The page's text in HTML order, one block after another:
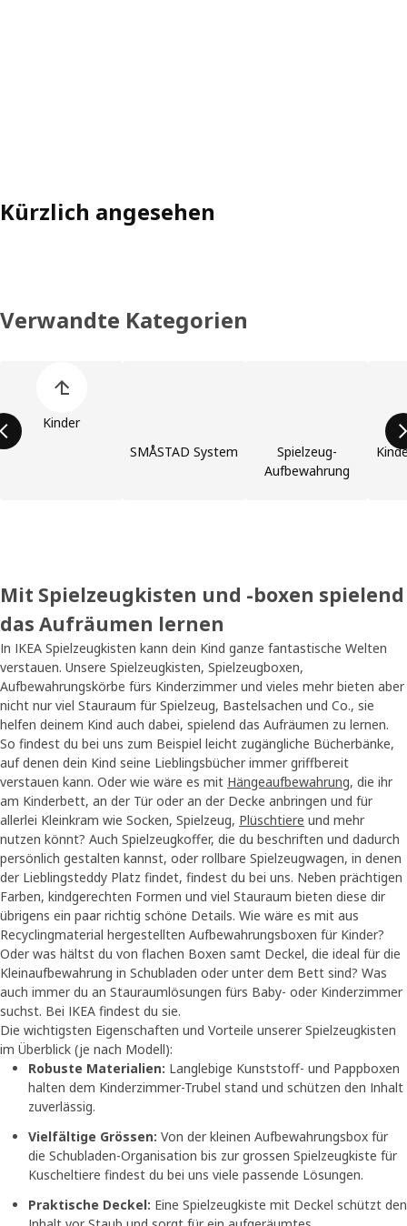
Kürzlich angesehen
Verwandte Kategorien
Kinder
SMÅSTAD System
Spielzeug-
Aufbewahrung
Mit Spielzeugkisten und -boxen spielend
das Aufräumen lernen
In IKEA Spielzeugkisten kann dein Kind ganze fantastische Welten
verstauen. Unsere Spielzeugkisten, Spielzeugboxen,
Aufbewahrungskörbe fürs Kinderzimmer und vieles mehr bieten aber
nicht nur viel Stauraum für Spielzeug, Bastelsachen und Co., sie
helfen deinem Kind auch dabei, spielend das Aufräumen zu lernen.
So findest du bei uns zum Beispiel leicht zugängliche Bücherbänke,
auf denen dein Kind seine Lieblingsbücher immer griffbereit
verstauen kann. Oder wie wäre es mit Hängeaufbewahrung, die ihr
am Kinderbett, an der Tür oder an der Decke anbringen und für
allerlei Kleinkram wie Socken, Spielzeug, Plüschtiere und mehr
nutzen könnt? Auch Spielzeugkoffer, die du beschriften und dadurch
persönlich gestalten kannst, oder rollbare Spielzeugwagen, in denen
der Lieblingsteddy Platz findet, findest du bei uns. Neben prächtigen
Farben, kindgerechten Formen und viel Stauraum bieten diese dir
übrigens ein paar richtig schöne Details. Wie wäre es mit aus
Recyclingmaterial hergestellten Aufbewahrungsboxen für Kinder?
Oder was hältst du von flachen Boxen samt Deckel, die ideal für die
Kleinaufbewahrung in Schubladen oder unter dem Bett sind? Was
auch immer du an Stauraumlösungen fürs Baby- oder Kinderzimmer
suchst. Bei IKEA findest du sie.
Die wichtigsten Eigenschaften und Vorteile unserer Spielzeugkisten
im Überblick (je nach Modell):
Robuste Materialien: Langlebige Kunststoff- und Pappboxen
halten dem Kinderzimmer-Trubel stand und schützen den Inhalt
zuverlässig.
Vielfältige Grössen: Von der kleinen Aufbewahrungsbox für
die Schubladen-Organisation bis zur grossen Spielzeugkiste für
Kuscheltiere findest du bei uns viele passende Lösungen.
Praktische Deckel: Eine Spielzeugkiste mit Deckel schützt den